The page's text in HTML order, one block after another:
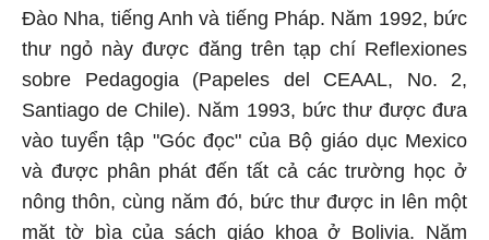
Đào Nha, tiếng Anh và tiếng Pháp. Năm 1992, bức
thư ngỏ này được đăng trên tạp chí Reflexiones
sobre Pedagogia (Papeles del CEAAL, No. 2,
Santiago de Chile). Năm 1993, bức thư được đưa
vào tuyển tập "Góc đọc" của Bộ giáo dục Mexico
và được phân phát đến tất cả các trường học ở
nông thôn, cùng năm đó, bức thư được in lên một
mặt tờ bìa của sách giáo khoa ở Bolivia. Năm